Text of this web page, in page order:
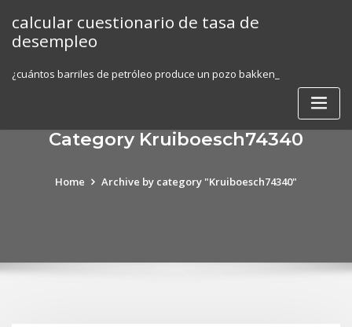
content
calcular cuestionario de tasa de
desempleo
¿cuántos barriles de petróleo produce un pozo bakken_
Category Kruiboesch74340
Home Archive by category "Kruiboesch74340"